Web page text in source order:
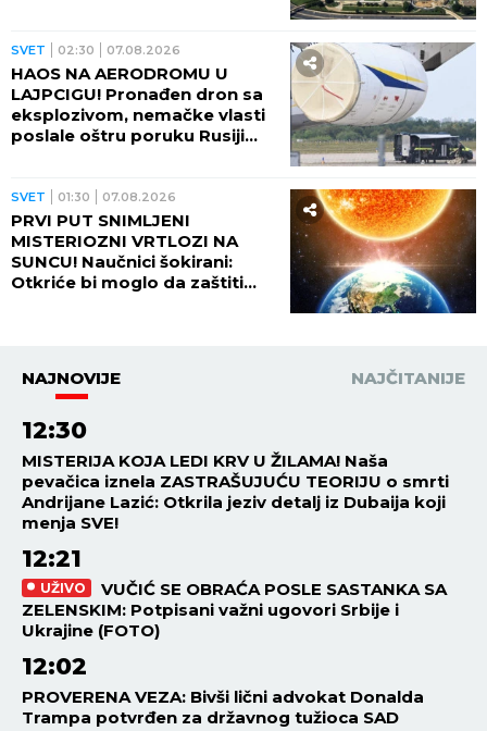
SVET 02:30 07.08.2026
HAOS NA AERODROMU U
LAJPCIGU! Pronađen dron sa
eksplozivom, nemačke vlasti
poslale oštru poruku Rusiji
SVET 01:30 07.08.2026
PRVI PUT SNIMLJENI
MISTERIOZNI VRTLOZI NA
SUNCU! Naučnici šokirani:
Otkriće bi moglo da zaštiti
NAJNOVIJE NAJČITANIJE
12:30
MISTERIJA KOJA LEDI KRV U ŽILAMA! Naša
pevačica iznela ZASTRAŠUJUĆU TEORIJU o smrti
Andrijane Lazić: Otkrila jeziv detalj iz Dubaija koji
menja SVE!
12:21
UŽIVO
VUČIĆ SE OBRAĆA POSLE SASTANKA SA
ZELENSKIM: Potpisani važni ugovori Srbije i
Ukrajine (FOTO)
12:02
PROVERENA VEZA: Bivši lični advokat Donalda
Trampa potvrđen za državnog tužioca SAD